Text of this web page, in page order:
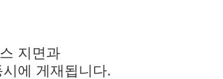
지면과
에 게재됩니다.